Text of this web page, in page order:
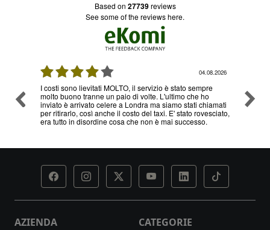
based on 27739reviews
see some of the reviews here.
03.08.2026
Ottimo servizio e prezzi, ritiro e consegna senza nessun
problema , sono già diverse volte che utilizzo il loro
servizio
AZIENDA CATEGORIE